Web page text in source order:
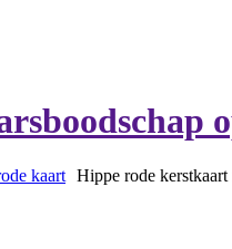
Hippe rode